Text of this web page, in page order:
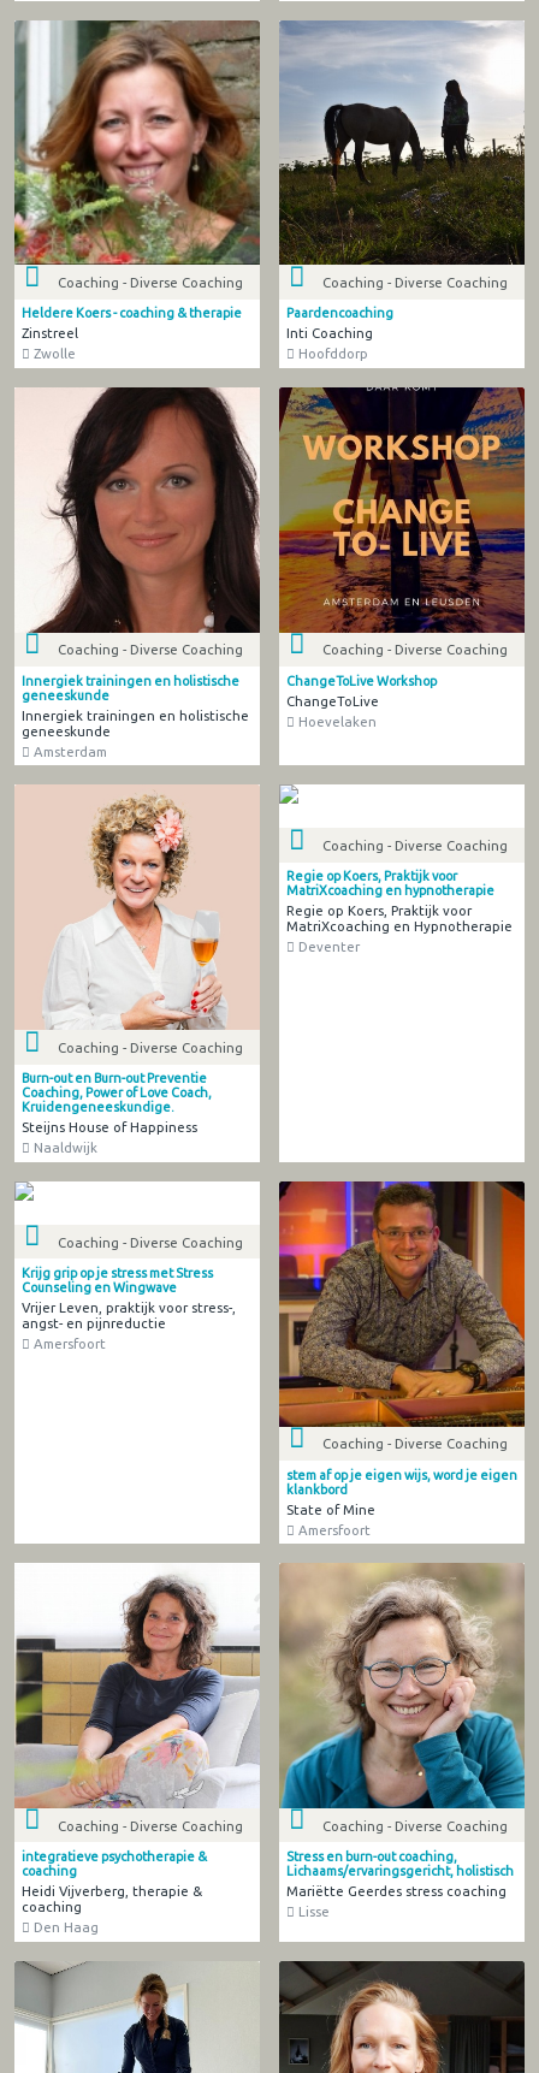
Coaching - Diverse Coaching
Heldere Koers - coaching & therapie
Zinstreel
Zwolle
Coaching - Diverse Coaching
Paardencoaching
Inti Coaching
Hoofddorp
Coaching - Diverse Coaching
Innergiek trainingen en holistische
geneeskunde
Innergiek trainingen en holistische
geneeskunde
Amsterdam
Coaching - Diverse Coaching
ChangeToLive Workshop
ChangeToLive
Hoevelaken
Coaching - Diverse Coaching
Burn-out en Burn-out Preventie
Coaching, Power of Love Coach,
Kruidengeneeskundige.
Steijns House of Happiness
Naaldwijk
Coaching - Diverse Coaching
Regie op Koers, Praktijk voor
MatriXcoaching en hypnotherapie
Regie op Koers, Praktijk voor
MatriXcoaching en Hypnotherapie
Deventer
Coaching - Diverse Coaching
Krijg grip op je stress met Stress
Counseling en Wingwave
Vrijer Leven, praktijk voor stress-,
angst- en pijnreductie
Amersfoort
Coaching - Diverse Coaching
stem af op je eigen wijs, word je eigen
klankbord
State of Mine
Amersfoort
Coaching - Diverse Coaching
integratieve psychotherapie &
coaching
Heidi Vijverberg, therapie &
coaching
Den Haag
Coaching - Diverse Coaching
Stress en burn-out coaching,
Lichaams/ervaringsgericht, holistisch
Mariëtte Geerdes stress coaching
Lisse